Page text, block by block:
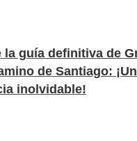
la guía definitiva de
de Santiago:
inolvidable!